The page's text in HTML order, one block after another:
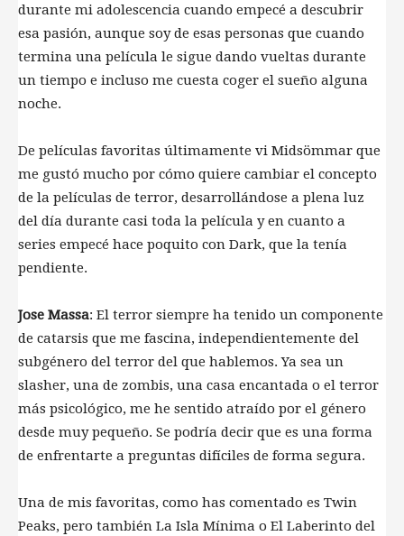
durante mi adolescencia cuando empecé a descubrir
esa pasión, aunque soy de esas personas que cuando
termina una película le sigue dando vueltas durante
un tiempo e incluso me cuesta coger el sueño alguna
noche.
De películas favoritas últimamente vi Midsömmar que
me gustó mucho por cómo quiere cambiar el concepto
de la películas de terror, desarrollándose a plena luz
del día durante casi toda la película y en cuanto a
series empecé hace poquito con Dark, que la tenía
pendiente.
Jose Massa: El terror siempre ha tenido un componente
de catarsis que me fascina, independientemente del
subgénero del terror del que hablemos. Ya sea un
slasher, una de zombis, una casa encantada o el terror
más psicológico, me he sentido atraído por el género
desde muy pequeño. Se podría decir que es una forma
de enfrentarte a preguntas difíciles de forma segura.
Una de mis favoritas, como has comentado es Twin
Peaks, pero también La Isla Mínima o El Laberinto del